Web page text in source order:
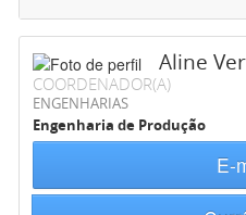
Aline
COORDENADOR(A)
ENGENHARIAS
Engenharia de Produção
E-